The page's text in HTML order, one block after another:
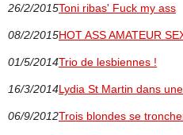
26/2/2015Toni ribas' Fuck my ass
08/2/2015HOT ASS AMATEUR
01/5/2014Trio de lesbiennes !
16/3/2014Lydia St Martin dans
06/9/2012Trois blondes se